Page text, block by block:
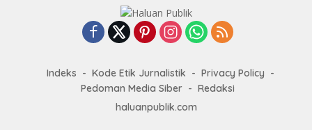
Indeks Kode Etik Jurnalistik
Privacy Policy
Pedoman Media Siber
Redaksi
haluanpublik.com